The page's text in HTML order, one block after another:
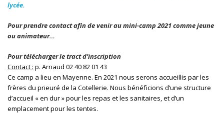
lycée.
Pour prendre contact afin de venir au mini-camp 2021 comme jeune
ou animateur…
Pour télécharger le tract d’inscription
Contact : p. Arnaud 02 40 82 01 43
Ce camp a lieu en Mayenne. En 2021 nous serons accueillis par les
frères du prieuré de la Cotellerie. Nous bénéficions d’une structure
d’accueil « en dur » pour les repas et les sanitaires, et d’un
emplacement pour les tentes.